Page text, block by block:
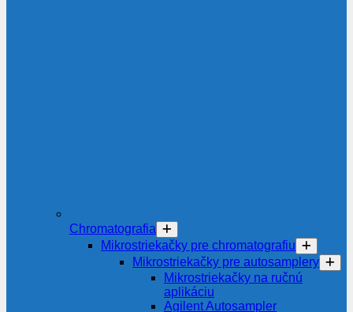
Chromatografia
Mikrostriekačky pre chromatografiu
Mikrostriekačky pre autosamplery
Mikrostriekačky na ručnú
aplikáciu
Agilent Autosampler